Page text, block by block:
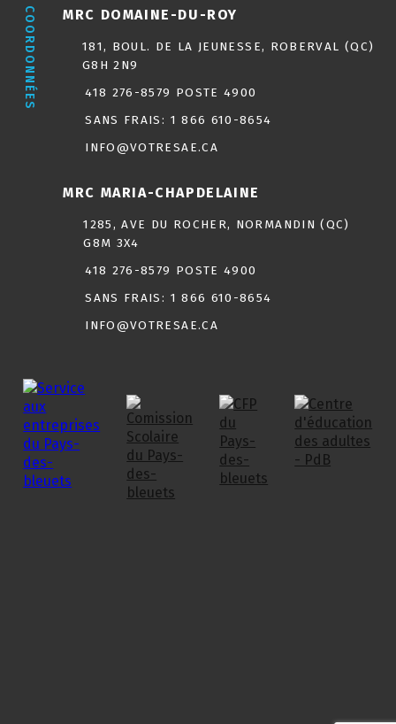
MRC DOMAINE-DU-ROY
181, BOUL. DE LA JEUNESSE, ROBERVAL (QC)
G8H 2N9
418 276-8579 POSTE 4900
SANS FRAIS: 1 866 610-8654
INFO@VOTRESAE.CA
MRC MARIA-CHAPDELAINE
1285, AVE DU ROCHER, NORMANDIN (QC)
G8M 3X4
418 276-8579 POSTE 4900
SANS FRAIS: 1 866 610-8654
INFO@VOTRESAE.CA
COORDONNÉES